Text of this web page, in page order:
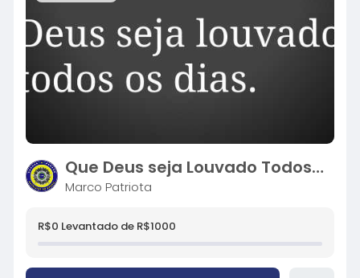
Que Deus seja Louvado Todos os Dias
Marco Patriota
R$0 Levantado de R$1000